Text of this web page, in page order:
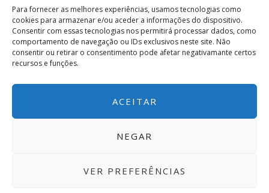
Para fornecer as melhores experiências, usamos tecnologias como
cookies para armazenar e/ou aceder a informações do dispositivo.
Consentir com essas tecnologias nos permitirá processar dados, como
comportamento de navegação ou IDs exclusivos neste site. Não
consentir ou retirar o consentimento pode afetar negativamante certos
recursos e funções.
ACEITAR
NEGAR
VER PREFERÊNCIAS